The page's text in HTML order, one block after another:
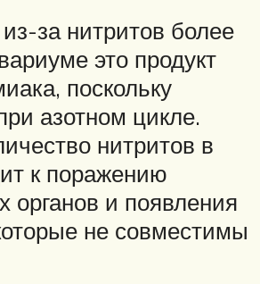
за нитритов более
это продукт
поскольку
азотном цикле.
нитритов в
к поражению
органов и появления
не совместимы